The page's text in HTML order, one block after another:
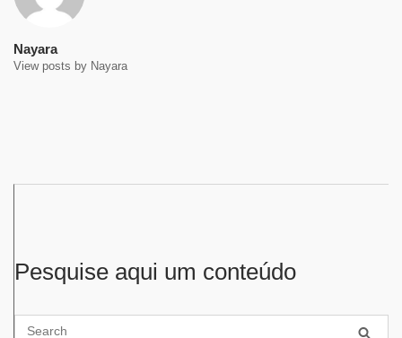
Nayara
View posts by Nayara
Pesquise aqui um conteúdo